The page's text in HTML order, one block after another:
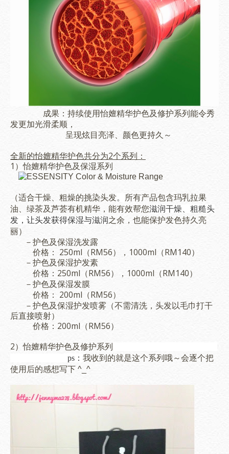
成果：持续使用怡嬗精华护色及修护系列能令秀
发更加光滑柔顺，
呈现炫目亮泽、颜色更持久～
全新的怡嬗精华护色共分为2个系列：
1）怡嬗精华护色及保湿系列
（适合干燥、粗燥的挑染头发。
所有产品包含玛乳拉果
油、绿茶及芦荟有机精华，能有效帮您滋润干燥、粗糙头
发，让头发获得保湿与滋润之余，也能保护发色持久亮
丽）
－护色及保湿洗发露
价格： 250ml（RM56），1000ml（RM140）
－护色及保湿护发素
价格： 250ml（RM56），1000ml（RM140）
－护色及保湿发膜
价格： 200ml（RM56）
－护色及保湿护发喷雾（不需清洗，头发以毛巾打干
后直接喷射）
价格：200ml（RM56）
2）怡嬗精华护色及修护系列
ps： 我收到的就是这个系列哦～会逐个把
使用后的感想写下 ^_^